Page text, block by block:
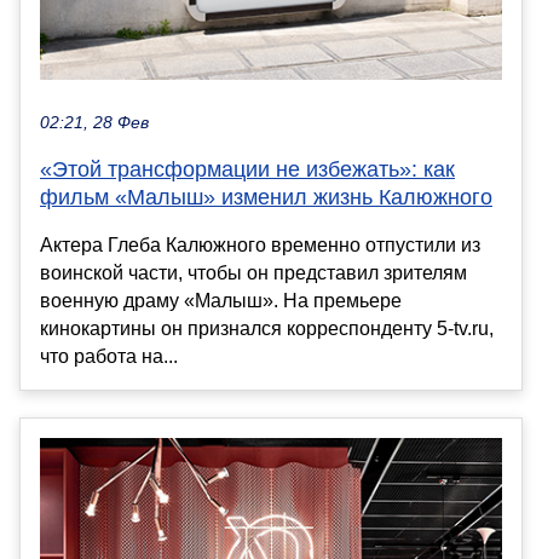
02:21, 28 Фев
«Этой трансформации не избежать»: как
фильм «Малыш» изменил жизнь Калюжного
Актера Глеба Калюжного временно отпустили из
воинской части, чтобы он представил зрителям
военную драму «Малыш». На премьере
кинокартины он признался корреспонденту 5-tv.ru,
что работа на...